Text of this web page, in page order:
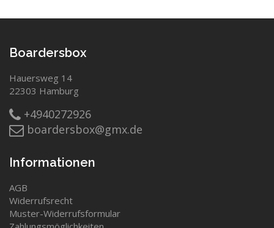
Boardersbox
Hauersweg 14
22303 Hamburg
+4940272926
boardersbox@gmx.de
Informationen
AGB
Widerrufsrecht
Muster-Widerrufsformular